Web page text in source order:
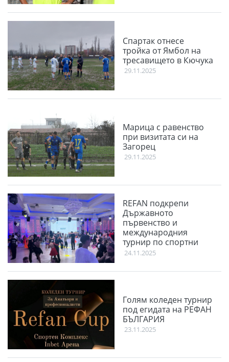
Спартак отнесе
тройка от Ямбол на
тресавището в Кючука
29.11.2025
Марица с равенство
при визитата си на
Загорец
29.11.2025
REFAN подкрепи
Държавното
първенство и
международния
турнир по спортни
танци Plovdiv Open
24.11.2025
Голям коледен турнир
под егидата на РЕФАН
БЪЛГАРИЯ
23.11.2025